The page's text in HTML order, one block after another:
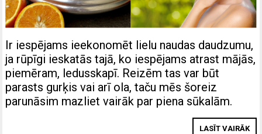
Ir iespējams ieekonomēt lielu naudas daudzumu,
ja rūpīgi ieskatās tajā, ko iespējams atrast mājās,
piemēram, ledusskapī. Reizēm tas var būt
parasts gurķis vai arī ola, taču mēs šoreiz
parunāsim mazliet vairāk par piena sūkalām.
LASĪT VAIRĀK